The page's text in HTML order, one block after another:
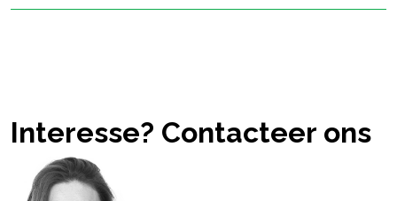
Interesse? Contacteer ons